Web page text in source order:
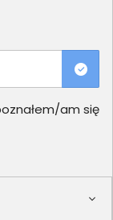
am się